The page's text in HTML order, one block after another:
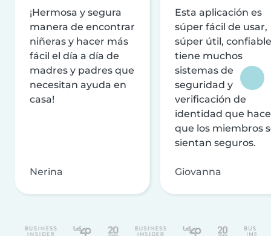
¡Hermosa y segura
manera de encontrar
niñeras y hacer más
fácil el día a día de
madres y padres que
necesitan ayuda en
casa!
Nerina
Esta aplicación es
súper fácil de usar,
súper útil,
tiene muchos
sistemas de
seguridad y
verificación de
identidad que
que los miembros
sientan seguros.
Giovanna